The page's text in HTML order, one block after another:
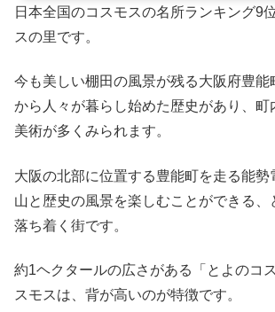
日本全国のコスモスの名所ランキング9
スの里です。
今も美しい棚田の風景が残る大阪府豊能
から人々が暮らし始めた歴史があり、町
美術が多くみられます。
大阪の北部に位置する豊能町を走る能勢
山と歴史の風景を楽しむことができる、
落ち着く街です。
約1ヘクタールの広さがある「とよのコ
スモスは、背が高いのが特徴です。